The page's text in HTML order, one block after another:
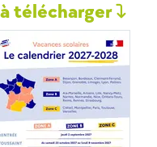
télécharger